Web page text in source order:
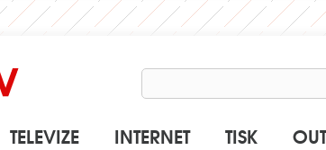
TELEVIZE INTERNET TISK